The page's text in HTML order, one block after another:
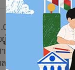
น. วันนี้ (7 ต.ค.)
บ้านเลขที่ 156 หมู่ 5
กเครื่องทองรูปพรรณ
278 กาฬสินธุ์